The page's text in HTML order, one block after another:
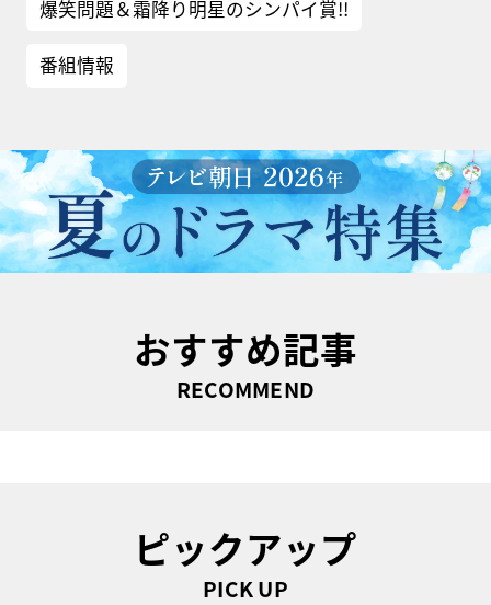
爆笑問題＆霜降り明星のシンパイ賞!!
番組情報
おすすめ記事
RECOMMEND
ピックアップ
PICK UP